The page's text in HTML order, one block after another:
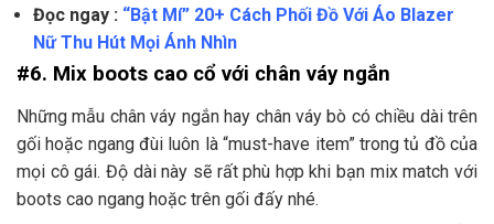
Đọc ngay : “Bật Mí” 20+ Cách Phối Đồ Với Áo Blazer
Nữ Thu Hút Mọi Ánh Nhìn
#6. Mix boots cao cổ với chân váy ngắn
Những mẫu chân váy ngắn hay chân váy bò có chiều dài trên
gối hoặc ngang đùi luôn là “must-have item” trong tủ đồ của
mọi cô gái. Độ dài này sẽ rất phù hợp khi bạn mix match với
boots cao ngang hoặc trên gối đấy nhé.